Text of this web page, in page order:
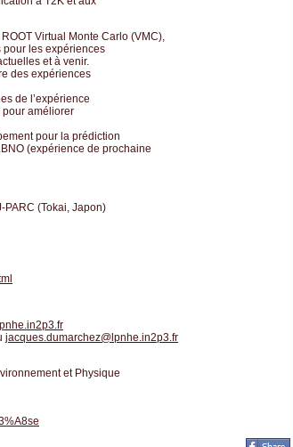
Virtual Monte Carlo (VMC),
les expériences
et à venir.
des expériences
de l’expérience
pour améliorer
pour la prédiction
(expérience de prochaine
PARC (Tokai, Japon)
lpnhe.in2p3.fr
jacques.dumarchez@ lpnhe.in2p3.fr
et Physique